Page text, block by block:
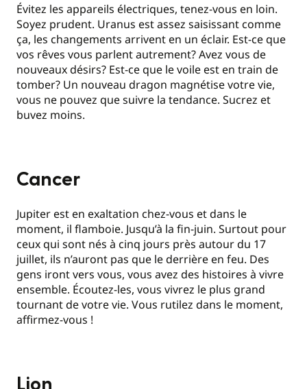
Évitez les appareils électriques, tenez-vous en loin.
Soyez prudent. Uranus est assez saisissant comme
ça, les changements arrivent en un éclair. Est-ce que
vos rêves vous parlent autrement? Avez vous de
nouveaux désirs? Est-ce que le voile est en train de
tomber? Un nouveau dragon magnétise votre vie,
vous ne pouvez que suivre la tendance. Sucrez et
buvez moins.
Cancer
Jupiter est en exaltation chez-vous et dans le
moment, il flamboie. Jusqu’à la fin-juin. Surtout pour
ceux qui sont nés à cinq jours près autour du 17
juillet, ils n’auront pas que le derrière en feu. Des
gens iront vers vous, vous avez des histoires à vivre
ensemble. Écoutez-les, vous vivrez le plus grand
tournant de votre vie. Vous rutilez dans le moment,
affirmez-vous !
Lion